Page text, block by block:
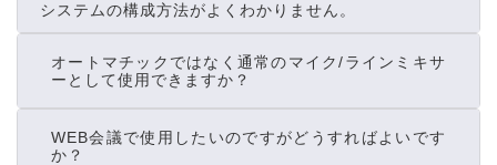
システムの構成方法がよくわかりません。
オートマチックではなく通常のマイク/ラインミキサ
ーとして使用できますか？
WEB会議で使用したいのですがどうすればよいです
か？